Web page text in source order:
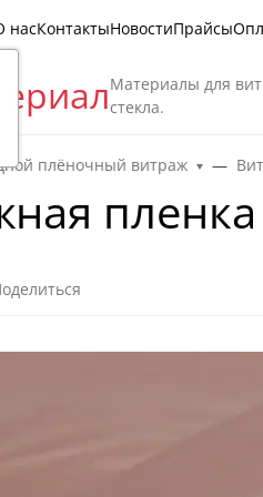
насКонтактыНовостиПрайсы
Материалы для
стекла.
плёночный витраж
пленка